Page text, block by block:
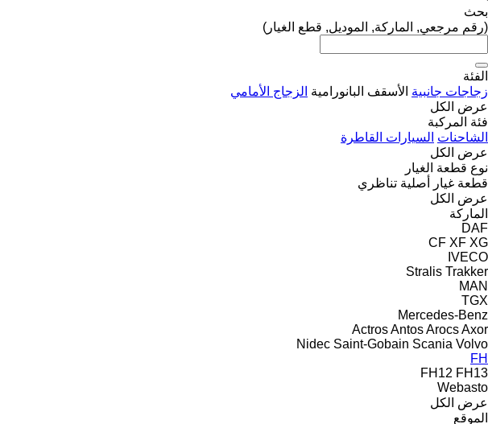
بحث
(رقم مرجعي, الماركة, الموديل, قطع الغيار)
الفئة
زجاجات جانبية الأسقف البانورامية الزجاج الأمامي
عرض الكل
فئة المركبة
الشاحنات السيارات القاطرة
عرض الكل
نوع قطعة الغيار
قطعة غيار أصلية تناظري
عرض الكل
الماركة
DAF
CF XF XG
IVECO
Stralis Trakker
MAN
TGX
Mercedes-Benz
ActrosAntosArocsAxor
Nidec Saint-Gobain Scania Volvo
FH
FH12 FH13
Webasto
عرض الكل
الموقع